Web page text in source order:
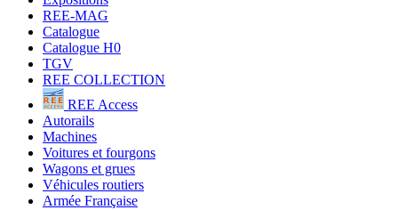
REE-MAG
Catalogue
Catalogue H0
TGV
REE COLLECTION
REE Access
Autorails
Machines
Voitures et fourgons
Wagons et grues
Véhicules routiers
Armée Française